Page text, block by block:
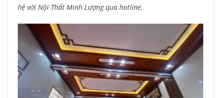
hệ với Nội Thất Minh Lượng qua hotline.